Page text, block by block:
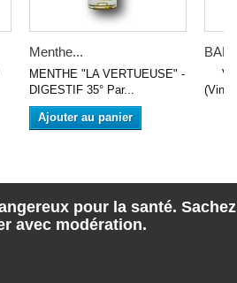
Menthe...
MENTHE "LA VERTUEUSE" -
DIGESTIF 35° Par...
Ajouter au panier
VIN
(Vin
pour la santé. Sachez
avec modération.